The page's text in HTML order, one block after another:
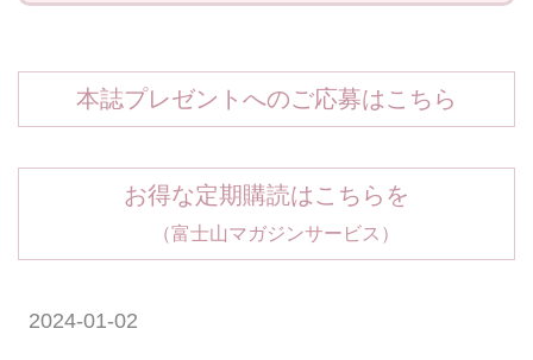
本誌プレゼントへのご応募はこちら
お得な定期購読はこちらを
（富士山マガジンサービス）
2024-01-02